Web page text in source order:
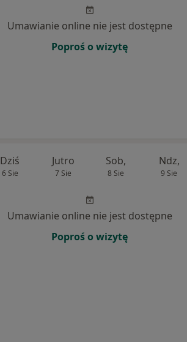
Umawianie online nie jest dostępne
Poproś o wizytę
Dziś
6 Sie
Jutro
7 Sie
Sob,
8 Sie
Ndz,
9 Sie
Umawianie online nie jest dostępne
Poproś o wizytę